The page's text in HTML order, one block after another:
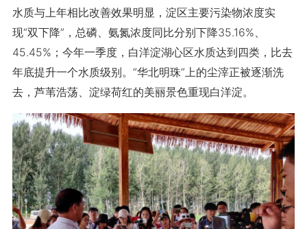
水质与上年相比改善效果明显，淀区主要污染物浓度实
现“双下降”，总磷、氨氮浓度同比分别下降35.16%、
45.45%；今年一季度，白洋淀湖心区水质达到四类，比去
年底提升一个水质级别。“华北明珠”上的尘滓正被逐渐洗
去，芦苇浩荡、淀绿荷红的美丽景色重现白洋淀。